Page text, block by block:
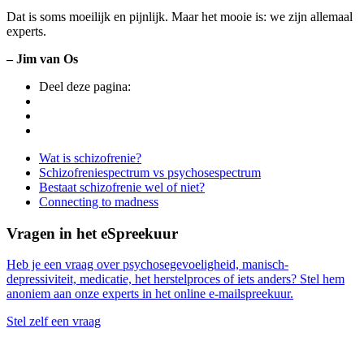
Dat is soms moeilijk en pijnlijk. Maar het mooie is: we zijn allemaal
experts.
– Jim van Os
Deel deze pagina:
Side
Navigation
Wat is schizofrenie?
Schizofreniespectrum vs psychosespectrum
Bestaat schizofrenie wel of niet?
Connecting to madness
Vragen in het eSpreekuur
Heb je een vraag over psychosegevoeligheid, manisch-
depressiviteit, medicatie, het herstelproces of iets anders? Stel hem
anoniem aan onze experts in het online e-mailspreekuur.
Stel zelf een vraag